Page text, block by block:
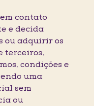
em contato
e decida
ou adquirir os
terceiros,
condições e
uma
sem
ou